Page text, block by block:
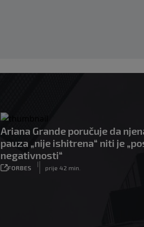
Ariana Grande poručuje da
pauza „nije ishitrena“ niti je
negativnosti“
FORBES
|
prije 42 min.